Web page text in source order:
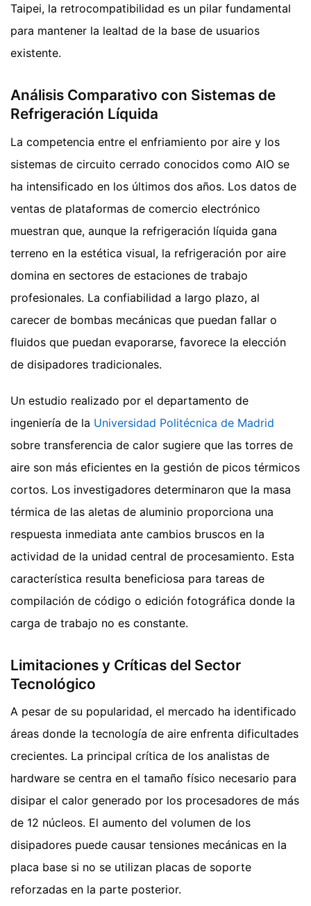
Taipei, la retrocompatibilidad es un pilar fundamental
para mantener la lealtad de la base de usuarios
existente.
Análisis Comparativo con Sistemas de
Refrigeración Líquida
La competencia entre el enfriamiento por aire y los
sistemas de circuito cerrado conocidos como AIO se
ha intensificado en los últimos dos años. Los datos de
ventas de plataformas de comercio electrónico
muestran que, aunque la refrigeración líquida gana
terreno en la estética visual, la refrigeración por aire
domina en sectores de estaciones de trabajo
profesionales. La confiabilidad a largo plazo, al
carecer de bombas mecánicas que puedan fallar o
fluidos que puedan evaporarse, favorece la elección
de disipadores tradicionales.
Un estudio realizado por el departamento de
ingeniería de la Universidad Politécnica de Madrid
sobre transferencia de calor sugiere que las torres de
aire son más eficientes en la gestión de picos térmicos
cortos. Los investigadores determinaron que la masa
térmica de las aletas de aluminio proporciona una
respuesta inmediata ante cambios bruscos en la
actividad de la unidad central de procesamiento. Esta
característica resulta beneficiosa para tareas de
compilación de código o edición fotográfica donde la
carga de trabajo no es constante.
Limitaciones y Críticas del Sector
Tecnológico
A pesar de su popularidad, el mercado ha identificado
áreas donde la tecnología de aire enfrenta dificultades
crecientes. La principal crítica de los analistas de
hardware se centra en el tamaño físico necesario para
disipar el calor generado por los procesadores de más
de 12 núcleos. El aumento del volumen de los
disipadores puede causar tensiones mecánicas en la
placa base si no se utilizan placas de soporte
reforzadas en la parte posterior.